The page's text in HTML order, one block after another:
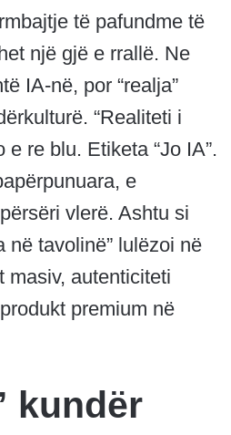
të pafundme të
një gjë e rrallë. Ne
IA-në, por “realja”
“Realiteti i
e re blu. Etiketa “Jo IA”.
e
vlerë. Ashtu si
në tavolinë” lulëzoi në
masiv, autenticiteti
premium në
kundër